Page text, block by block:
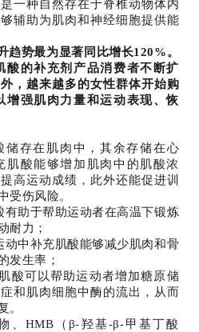
一种自然存在于脊椎动物体内
辅助为肌肉和神经细胞提供能
趋势最为显著同比增长120%。
酸的补充剂产品消费者不断扩
，越来越多的女性群体开始购
增强肌肉力量和运动表现、恢
储存在肌肉中，其余存储在心
肌酸能够增加肌肉中的肌酸浓
高运动成绩，此外还能促进训
受伤风险。
有助于帮助运动者在高温下锻炼
耐力；
动中补充肌酸能够减少肌肉和骨
发生率；
酸可以帮助运动者增加糖原储
和肌肉细胞中酶的流出，从而
。
、HMB（β-羟基-β-甲基丁酸